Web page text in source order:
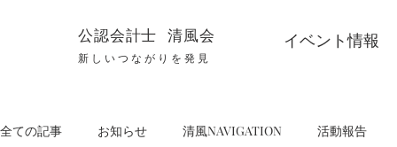
公認会計士 清風会 イベント情報
新しいつながりを発見
全ての記事 お知らせ 清風NAVIGATION 活動報告